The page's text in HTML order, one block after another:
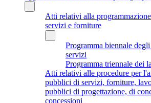
Atti relativi alla
servizi e forniture
Programma biennale
servizi
Programma triennale dei
Atti relativi alle procedure per
pubblici di servizi, forniture,
pubblici di progettazione, di
concessioni